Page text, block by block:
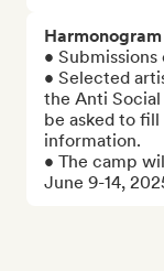
Harmonogram
•
• Selected
the Anti
be asked to
information.
• The camp
June 9-14,